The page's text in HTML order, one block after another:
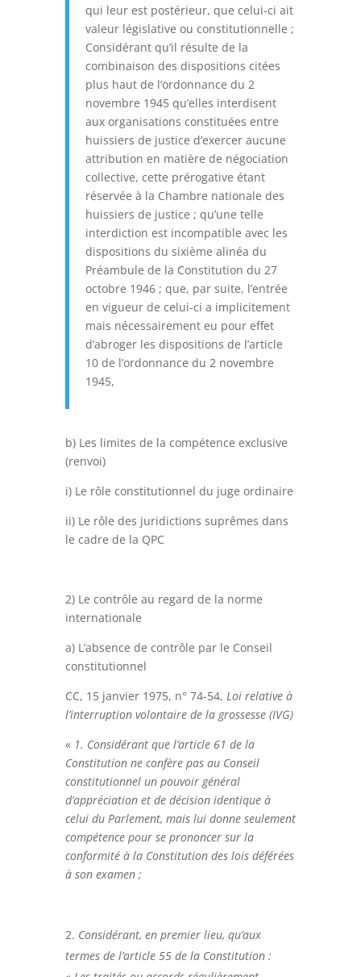
qui leur est postérieur, que celui-ci ait
valeur législative ou constitutionnelle ;
Considérant qu’il résulte de la
combinaison des dispositions citées
plus haut de l’ordonnance du 2
novembre 1945 qu’elles interdisent
aux organisations constituées entre
huissiers de justice d’exercer aucune
attribution en matière de négociation
collective, cette prérogative étant
réservée à la Chambre nationale des
huissiers de justice ; qu’une telle
interdiction est incompatible avec les
dispositions du sixième alinéa du
Préambule de la Constitution du 27
octobre 1946 ; que, par suite, l’entrée
en vigueur de celui-ci a implicitement
mais nécessairement eu pour effet
d’abroger les dispositions de l’article
10 de l’ordonnance du 2 novembre
1945,
b) Les limites de la compétence exclusive
(renvoi)
i) Le rôle constitutionnel du juge ordinaire
ii) Le rôle des juridictions suprêmes dans
le cadre de la QPC
2) Le contrôle au regard de la norme
internationale
a) L’absence de contrôle par le Conseil
constitutionnel
CC, 15 janvier 1975, n° 74-54, Loi relative à
l’interruption volontaire de la grossesse(IVG)
« 1. Considérant que l’article 61 de la
Constitution ne confère pas au Conseil
constitutionnel un pouvoir général
d’appréciation et de décision identique à
celui du Parlement, mais lui donne seulement
compétence pour se prononcer sur la
conformité à la Constitution des lois déférées
à son examen ;
Considérant, en premier lieu, qu’aux
termes de l’article 55 de la Constitution :